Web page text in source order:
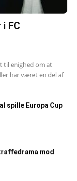
FC
til enighed om at
har været en del af
spille Europa Cup
mod